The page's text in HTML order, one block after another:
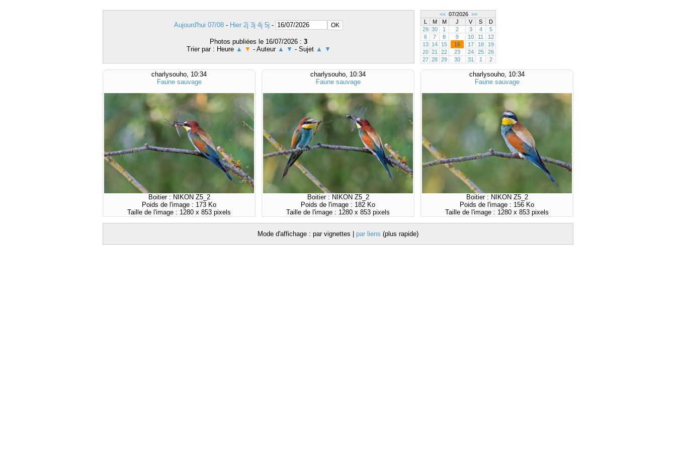
Aujourd'hui 07/08 - Hier 2j 3j 4j 5j -
Photos publiées le 16/07/2026 : 3
Trier par : Heure ▲ ▼ - Auteur ▲ ▼ - Sujet ▲ ▼
<< 07/2026 >>
L
M M J V S
D
29 30 1 2 3 4
5
6
7 8 9 10 11
12
13
14 15 16 17 18
19
20 21 22 23 24 25
26
27 28 29 30 31 1 2
charlysouho, 10:34
Faune sauvage
Boitier : NIKON Z5_2
Poids de l'image : 173 Ko
Taille de l'image : 1280 x 853 pixels
charlysouho, 10:34
Faune sauvage
Boitier : NIKON Z5_2
Poids de l'image : 182 Ko
Taille de l'image : 1280 x 853 pixels
charlysouho, 10:34
Faune sauvage
Boitier : NIKON Z5_2
Poids de l'image : 156 Ko
Taille de l'image : 1280 x 853 pixels
Mode d'affichage : par vignettes | par liens (plus rapide)